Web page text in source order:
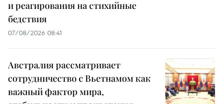
и реагирования на стихийные
бедствия
07/08/2026 08:41
Австралия рассматривает
сотрудничество с Вьетнамом как
важный фактор мира,